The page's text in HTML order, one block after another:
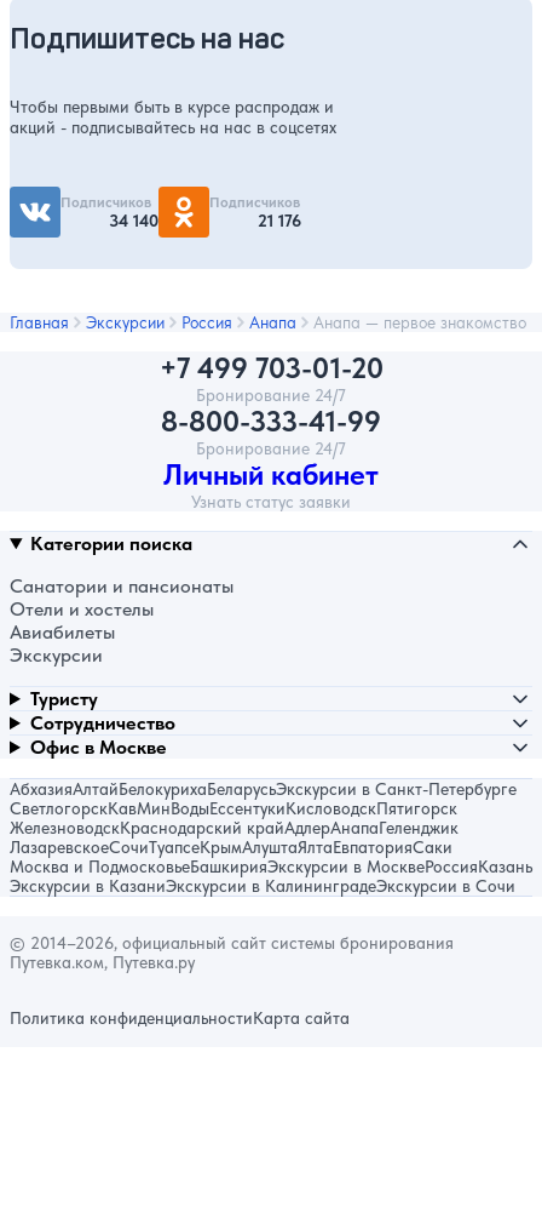
Подпишитесь на нас
Чтобы первыми быть в курсе распродаж и
акций - подписывайтесь на нас в соцсетях
Подписчиков
34 140
Подписчиков
21 176
Главная Экскурсии Россия Анапа Анапа — первое знакомство
+7 499 703-01-20
Бронирование 24/7
8-800-333-41-99
Бронирование 24/7
Личный кабинет
Узнать статус заявки
Категории поиска
Санатории и пансионаты
Отели и хостелы
Авиабилеты
Экскурсии
Туристу
Сотрудничество
Офис в Москве
АбхазияАлтайБелокурихаБеларусьЭкскурсии в Санкт-Петербурге
СветлогорскКавМинВодыЕссентукиКисловодскПятигорск
ЖелезноводскКраснодарский крайАдлерАнапаГеленджик
ЛазаревскоеСочиТуапсеКрымАлуштаЯлтаЕвпаторияСаки
Москва и ПодмосковьеБашкирияЭкскурсии в МосквеРоссияКазань
Экскурсии в КазаниЭкскурсии в КалининградеЭкскурсии в Сочи
© 2014–2026, официальный сайт системы бронирования
Путевка.ком, Путевка.ру
Политика конфиденциальностиКарта сайта